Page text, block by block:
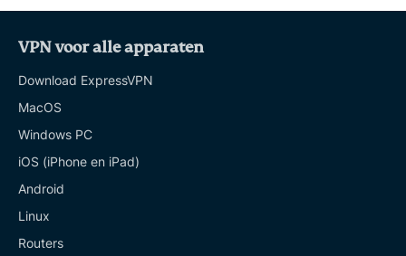
VPN voor alle apparaten
Download ExpressVPN
MacOS
Windows PC
iOS (iPhone en iPad)
Android
Linux
Routers